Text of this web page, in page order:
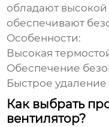
обладают
обеспечивают
Особенности:
Высокая
Обеспечение
Быстрое
Как выбрать
вентилятор?